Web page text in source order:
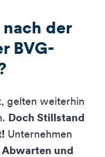
der
BVG-
gelten weiterhin
Doch Stillstand
Unternehmen
Abwarten und